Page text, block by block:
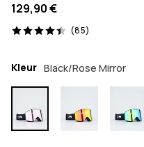
129,90 €
(85)
85 beoordelingen, 4.4/5
Kleur Black/Rose Mirror